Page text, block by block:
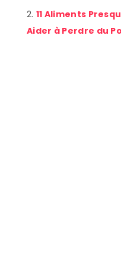
11 Aliments
Aider à Perdre du